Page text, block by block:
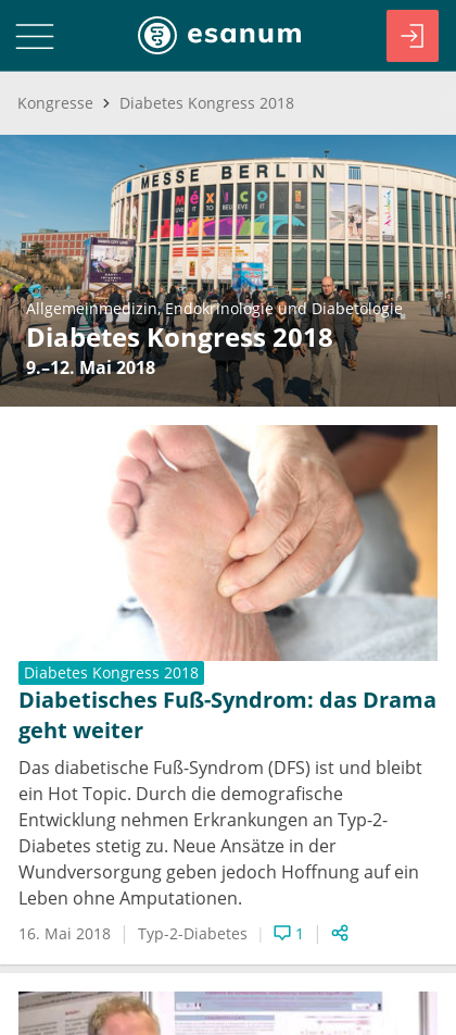
Kongresse Diabetes Kongress 2018
Allgemeinmedizin Endokrinologie und Diabetologie
Diabetes Kongress 2018
9.–12. Mai 2018
Diabetes Kongress 2018
Diabetisches Fuß-Syndrom: das Drama
geht weiter
Das diabetische Fuß-Syndrom (DFS) ist und bleibt
ein Hot Topic. Durch die demografische
Entwicklung nehmen Erkrankungen an Typ-2-
Diabetes stetig zu. Neue Ansätze in der
Wundversorgung geben jedoch Hoffnung auf ein
Leben ohne Amputationen.
16. Mai 2018 Typ-2-Diabetes 1